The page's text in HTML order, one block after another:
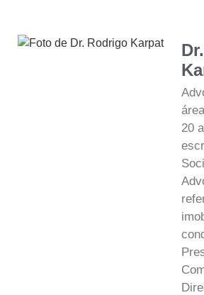
20